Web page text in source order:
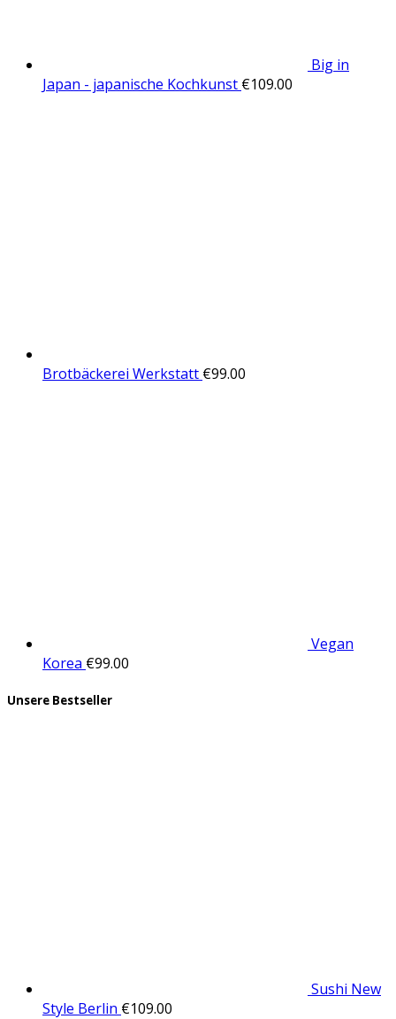
Big in
Japan - japanische Kochkunst €109.00
Brotbäckerei Werkstatt €99.00
Vegan
Korea €99.00
Unsere Bestseller
Sushi New
Style Berlin €109.00